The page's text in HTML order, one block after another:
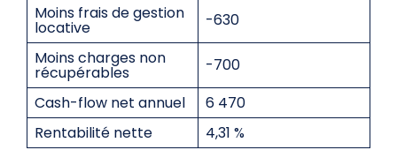
Moins frais de gestion
locative
-630
Moins charges non
récupérables
-700
Cash-flow net annuel
6 470
Rentabilité nette
4,31 %